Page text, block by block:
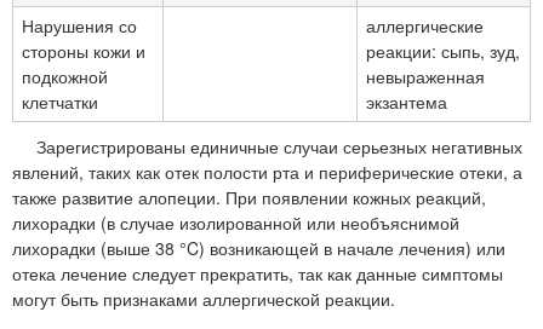
Нарушения со
стороны кожи и
подкожной
клетчатки
аллергические
реакции: сыпь, зуд,
невыраженная
экзантема
Зарегистрированы единичные случаи серьезных негативных
явлений, таких как отек полости рта и периферические отеки, а
также развитие алопеции. При появлении кожных реакций,
лихорадки (в случае изолированной или необъяснимой
лихорадки (выше 38 °C) возникающей в начале лечения) или
отека лечение следует прекратить, так как данные симптомы
могут быть признаками аллергической реакции.